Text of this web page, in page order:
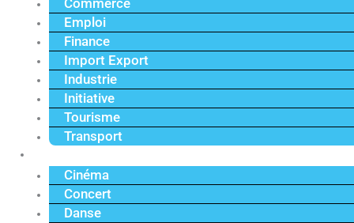
Commerce
Emploi
Finance
Import Export
Industrie
Initiative
Tourisme
Transport
Cinéma
Concert
Danse